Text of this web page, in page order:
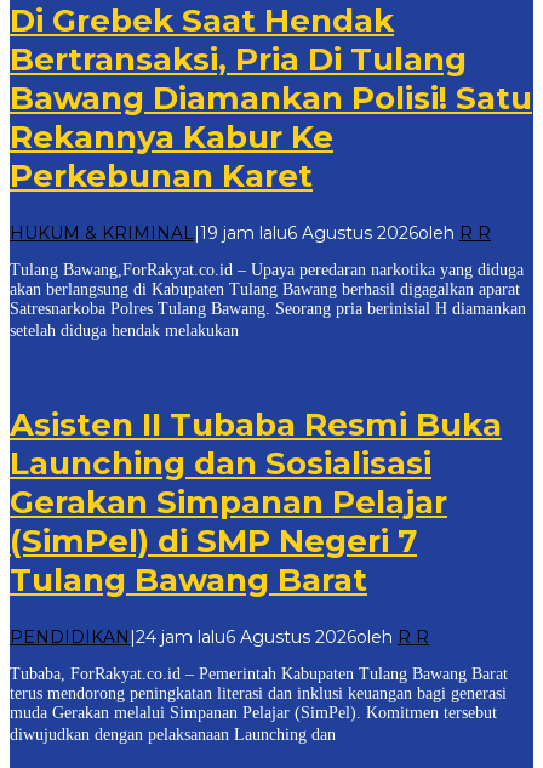
Di Grebek Saat Hendak
Bertransaksi, Pria Di Tulang
Bawang Diamankan Polisi! Satu
Rekannya Kabur Ke
Perkebunan Karet
HUKUM & KRIMINAL|19 jam lalu6 Agustus 2026oleh R R
Tulang Bawang,ForRakyat.co.id – Upaya peredaran narkotika yang diduga
akan berlangsung di Kabupaten Tulang Bawang berhasil digagalkan aparat
Satresnarkoba Polres Tulang Bawang. Seorang pria berinisial H diamankan
setelah diduga hendak melakukan
Asisten II Tubaba Resmi Buka
Launching dan Sosialisasi
Gerakan Simpanan Pelajar
(SimPel) di SMP Negeri 7
Tulang Bawang Barat
PENDIDIKAN |24 jam lalu6 Agustus 2026oleh R R
Tubaba, ForRakyat.co.id – Pemerintah Kabupaten Tulang Bawang Barat
terus mendorong peningkatan literasi dan inklusi keuangan bagi generasi
muda Gerakan melalui Simpanan Pelajar (SimPel). Komitmen tersebut
diwujudkan dengan pelaksanaan Launching dan